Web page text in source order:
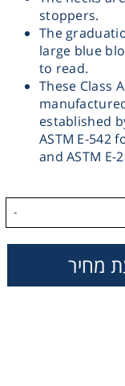
stoppers.
The
large blue
to read.
These Class
established
ASTM E-542
and ASTM
-
מחיר